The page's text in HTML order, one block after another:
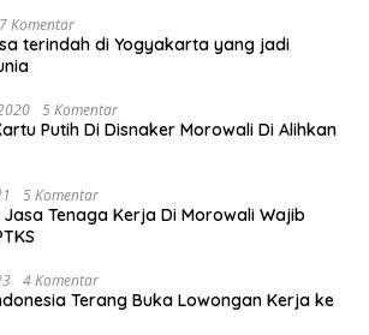
7 Komentar
terindah di Yogyakarta yang jadi
5 Komentar
Putih Di Disnaker Morowali Di Alihkan
5 Komentar
Tenaga Kerja Di Morowali Wajib
4 Komentar
Terang Buka Lowongan Kerja ke